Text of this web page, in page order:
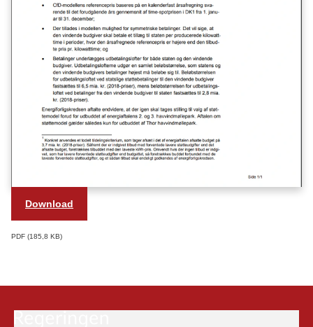
Download
PDF 185,8 KB